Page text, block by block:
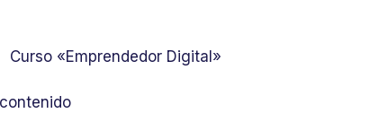
Curso «Emprendedor Digital»